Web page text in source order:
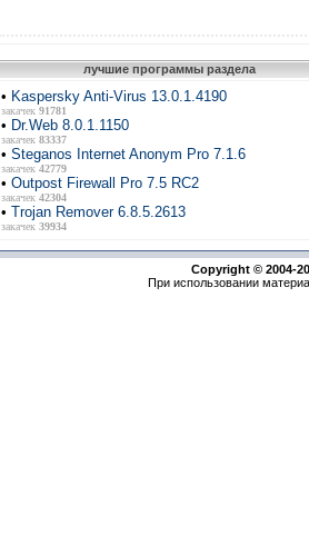
лучшие программы раздела
• Kaspersky Anti-Virus 13.0.1.4190
закачек 91781
• Dr.Web 8.0.1.1150
закачек 83337
• Steganos Internet Anonym Pro 7.1.6
закачек 42779
• Outpost Firewall Pro 7.5 RC2
закачек 42304
• Trojan Remover 6.8.5.2613
закачек 39934
Copyright © 2004-
При использовании